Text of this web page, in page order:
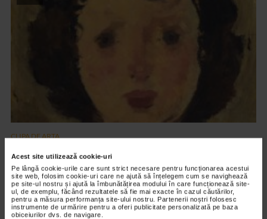
Acest site utilizează cookie-uri
Pe lângă cookie-urile care sunt strict necesare pentru funcționarea acestui
site web, folosim cookie-uri care ne ajută să înțelegem cum se navighează
pe site-ul nostru și ajută la îmbunătățirea modului în care funcționează site-
ul, de exemplu, făcând rezultatele să fie mai exacte în cazul căutărilor,
pentru a măsura performanța site-ului nostru. Partenerii noștri folosesc
instrumente de urmărire pentru a oferi publicitate personalizată pe baza
obiceiurilor dvs. de navigare.
CLIPA DE ARTA
Nicolae Tonitza – Pictor al copiilor
150 vizualizari
VIDEO